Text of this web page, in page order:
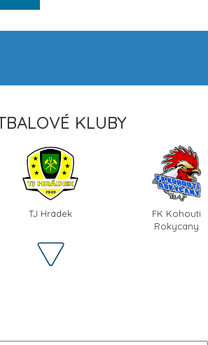
KLUBY
TJ Hrádek
FK Kohouti
Rokycany